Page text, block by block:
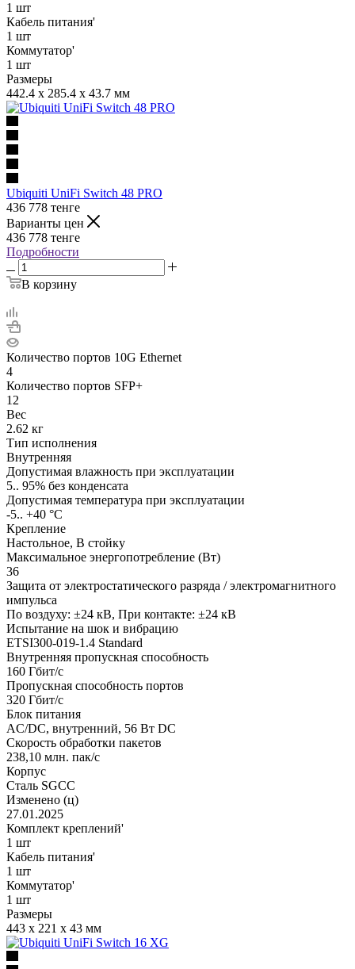
1 шт
Кабель питания'
1 шт
Коммутатор'
1 шт
Размеры
442.4 х 285.4 х 43.7 мм
Ubiquiti UniFi Switch 48 PRO
436 778 тенге
Варианты цен
436 778 тенге
Подробности
В корзину
Количество портов 10G Ethernet
4
Количество портов SFP+
12
Вес
2.62 кг
Тип исполнения
Внутренняя
Допустимая влажность при эксплуатации
5.. 95% без конденсата
Допустимая температура при эксплуатации
-5.. +40 °C
Крепление
Настольное, В стойку
Максимальное энергопотребление (Вт)
36
Защита от электростатического разряда / электромагнитного
импульса
По воздуху: ±24 кВ, При контакте: ±24 кВ
Испытание на шок и вибрацию
ETSI300-019-1.4 Standard
Внутренняя пропускная способность
160 Гбит/с
Пропускная способность портов
320 Гбит/с
Блок питания
AC/DC, внутренний, 56 Вт DC
Скорость обработки пакетов
238,10 млн. пак/с
Корпус
Сталь SGCC
Изменено (ц)
27.01.2025
Комплект креплений'
1 шт
Кабель питания'
1 шт
Коммутатор'
1 шт
Размеры
443 x 221 x 43 мм